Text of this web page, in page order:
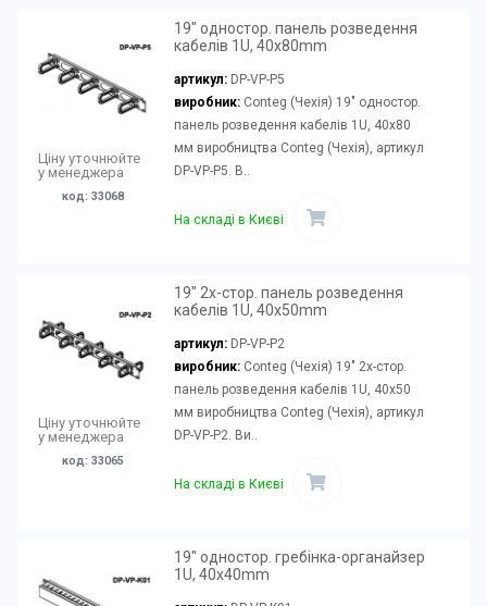
Ціну уточнюйте
у менеджера
код: 33068
19" одностор. панель розведення
кабелів 1U, 40x80mm
артикул: DP-VP-P5
виробник:Conteg (Чехія) 19" одностор.
панель розведення кабелів 1U, 40x80
мм виробництва Conteg (Чехія), артикул
DP-VP-P5. В..
На складі в Києві
Ціну уточнюйте
у менеджера
код: 33065
19" 2х-стор. панель розведення
кабелів 1U, 40x50mm
артикул: DP-VP-P2
виробник:Conteg (Чехія) 19" 2х-стор.
панель розведення кабелів 1U, 40x50
мм виробництва Conteg (Чехія), артикул
DP-VP-P2. Ви..
На складі в Києві
19" одностор. гребінка-органайзер
1U, 40x40mm